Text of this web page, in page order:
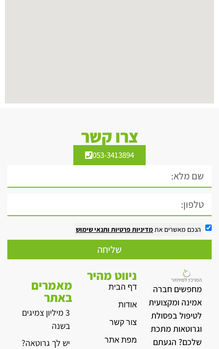
צרו קשר
053-3413894
הנכם מאשרים אתמדיניות פרטיות ותנאי שימוש
שליחה
מחפשים חברה
אמינה ומקצועית
לטיפול בפסולת
וגרוטאות מתכת
שלכם? הגעתם
ניווט מהיר
דף הבית
אודות
צור קשר
מפת אתר
מאמרים
באתר
3 מיליון צמיגים
בשנה
יש לך גרוטאה?